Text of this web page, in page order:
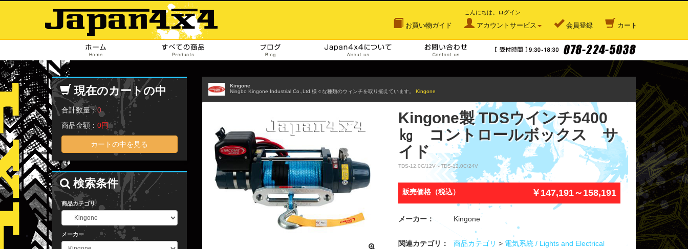
お買い物ガイド
こんにちは。ログイン
アカウントサービス 会員登録 カート
ホーム すべての商品 ブログ Japan4x4について お問い合わせ
Kingone
Ningbo Kingone Industrial Co.,Ltd.様々な種類のウィンチを取り揃えています。 Kingone
Kingone製 TDSウインチ5400
㎏ コントロールボックス サ
イド
TDS-12.0C/12V～TDS-12.0C/24V
販売価格（税込） ￥147,191～158,191
メーカー： Kingone
関連カテゴリ： 商品カテゴリ > 電気系統 / Lights and Electrical
現在のカートの中
合計数量：0
商品金額： 0円
カートの中を見る
検索条件
商品カテゴリ
メーカー